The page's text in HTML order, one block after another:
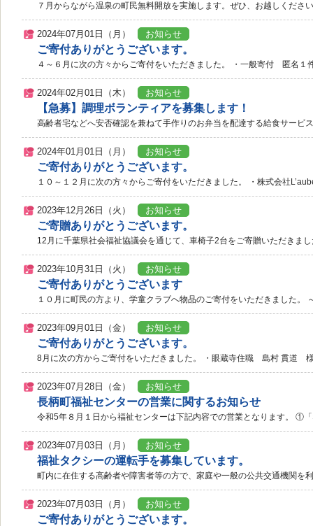
７月からながら温泉の町民無料開放を実施します。ぜひ、お越しくださ
2024年07月01日（月） お知らせ
ご寄付ありがとうございます。
４～６月に次の方々からご寄付をいただきました。 ・一般寄付 匿名
2024年02月01日（木） お知らせ
【急募】調理ボランティアを募集します！
高齢者宅などへ安否確認を兼ねて手作りのお弁当を配達する給食サービ
2024年01月01日（月） お知らせ
ご寄付ありがとうございます。
１０～１２月に次の方々からご寄付をいただきました。 ・株式会社
2023年12月26日（火） お知らせ
ご寄贈ありがとうございます。
12月に千葉県社会福祉協議会を通じて、車椅子2台をご寄贈いただき
2023年10月31日（火） お知らせ
ご寄付ありがとうございます
１０月に町民の方より、学童クラブへ物品のご寄付をいただきました
2023年09月01日（金） お知らせ
ご寄付ありがとうございます。
8月に次の方からご寄付をいただきました。 ・眼蔵寺住職 島村 貫道
2023年07月28日（金） お知らせ
長柄町福祉センターの営業に関するお知らせ
令和5年８月１日から福祉センターは下記内容での営業となります。
2023年07月03日（月） お知らせ
福祉タクシーの運転手を募集しています。
町内に在住する高齢者や障害者等の方で、家庭や一般の公共交通機関を
2023年07月03日（月） お知らせ
ご寄付ありがとうございます。